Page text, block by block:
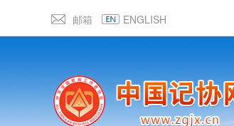
邮箱 ENGLISH